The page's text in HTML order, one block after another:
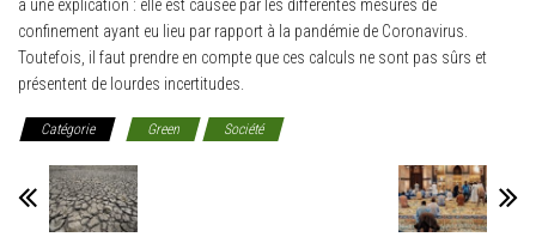
a une explication : elle est causée par les différentes mesures de
confinement ayant eu lieu par rapport à la pandémie de Coronavirus.
Toutefois, il faut prendre en compte que ces calculs ne sont pas sûrs et
présentent de lourdes incertitudes.
Catégorie Green Société